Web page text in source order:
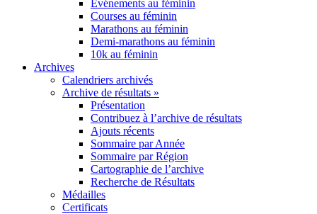
Evénements au féminin
Courses au féminin
Marathons au féminin
Demi-marathons au féminin
10k au féminin
Archives
Calendriers archivés
Archive de résultats »
Présentation
Contribuez à l’archive de résultats
Ajouts récents
Sommaire par Année
Sommaire par Région
Cartographie de l’archive
Recherche de Résultats
Médailles
Certificats